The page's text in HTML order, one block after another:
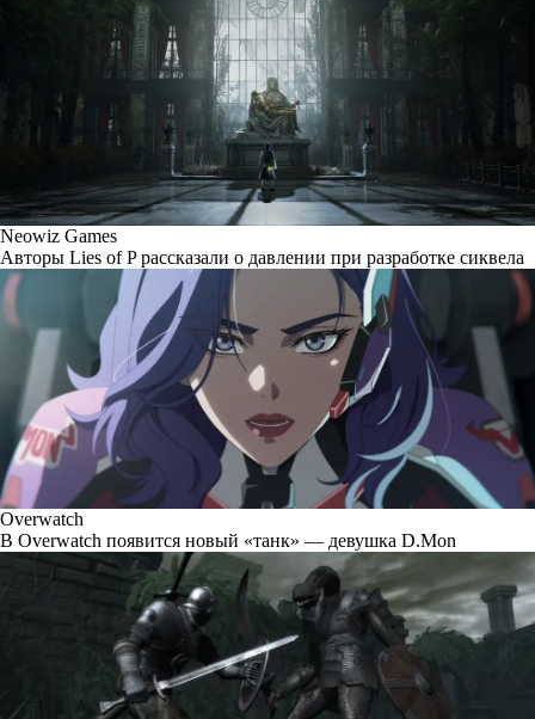
Neowiz Games
Авторы Lies of P рассказали о давлении при разработке сиквела
Overwatch
В Overwatch появится новый «танк» — девушка D.Mon